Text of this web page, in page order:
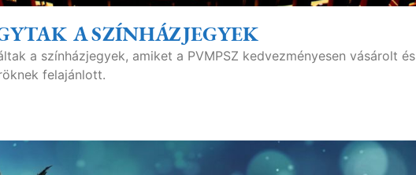
A SZÍNHÁZJEGYEK
a színházjegyek, amiket a PVMPSZ kedvezményesen vásárolt és
felajánlott.